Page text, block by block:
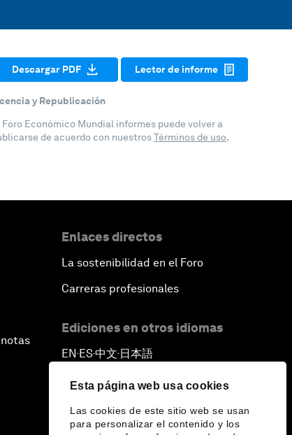
Esta página web usa cookies
Las cookies de este sitio web se usan
para personalizar el contenido y los
Descargar PDF Lector de informe
y Republicación
Foro Económico Mundial informes puede volver a
de acuerdo con nuestrosTérminos de uso.
Enlaces directos
La sostenibilidad en el Foro
Carreras profesionales
Ediciones en otros idiomas
EN ▪ES▪中文▪ 日本語